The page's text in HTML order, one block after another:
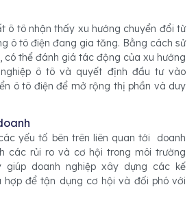
ô tô nhận thấy xu hướng chuyển đổi từ
ô tô điện đang gia tăng. Bằng cách sử
có thể đánh giá tác động của xu hướng
ô tô và quyết định đầu tư vào
ô tô điện để mở rộng thị phần và duy
yếu tố bên trên liên quan tới doanh
các rủi ro và cơ hội trong môi trường
giúp doanh nghiệp xây dựng các kế
hợp để tận dụng cơ hội và đối phó với